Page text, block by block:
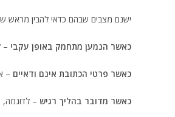
ישנם מצבים שבהם כדאי להבין מראש
כאשר הנמען מתחמק באופן עקבי –
כאשר פרטי הכתובת אינם ודאיים –
כאשר מדובר בהליך רגיש – לדוגמה,